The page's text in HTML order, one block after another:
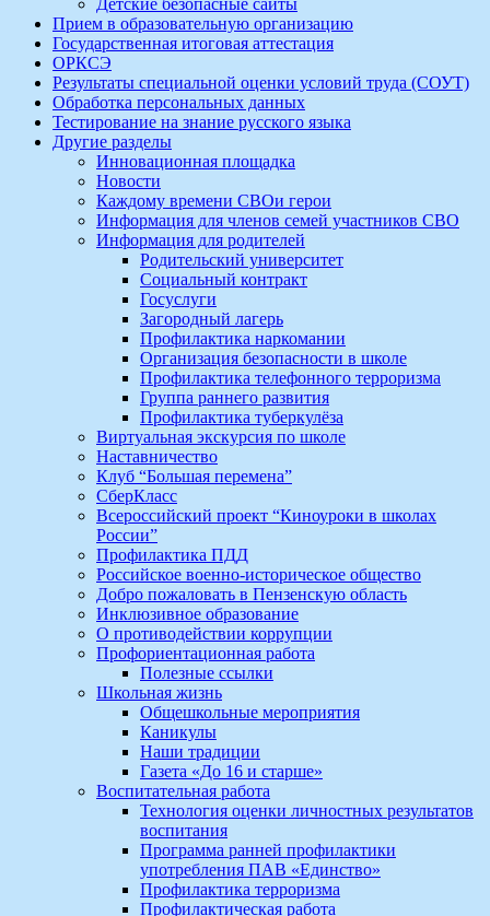
Детские безопасные сайты
Прием в образовательную организацию
Государственная итоговая аттестация
ОРКСЭ
Результаты специальной оценки условий труда (СОУТ)
Обработка персональных данных
Тестирование на знание русского языка
Другие разделы
Инновационная площадка
Новости
Каждому времени СВОи герои
Информация для членов семей участников СВО
Информация для родителей
Родительский университет
Социальный контракт
Госуслуги
Загородный лагерь
Профилактика наркомании
Организация безопасности в школе
Профилактика телефонного терроризма
Группа раннего развития
Профилактика туберкулёза
Виртуальная экскурсия по школе
Наставничество
Клуб “Большая перемена”
СберКласс
Всероссийский проект “Киноуроки в школах
России”
Профилактика ПДД
Российское военно-историческое общество
Добро пожаловать в Пензенскую область
Инклюзивное образование
О противодействии коррупции
Профориентационная работа
Полезные ссылки
Школьная жизнь
Общешкольные мероприятия
Каникулы
Наши традиции
Газета «До 16 и старше»
Воспитательная работа
Технология оценки личностных результатов
воспитания
Программа ранней профилактики
употребления ПАВ «Единство»
Профилактика терроризма
Профилактическая работа